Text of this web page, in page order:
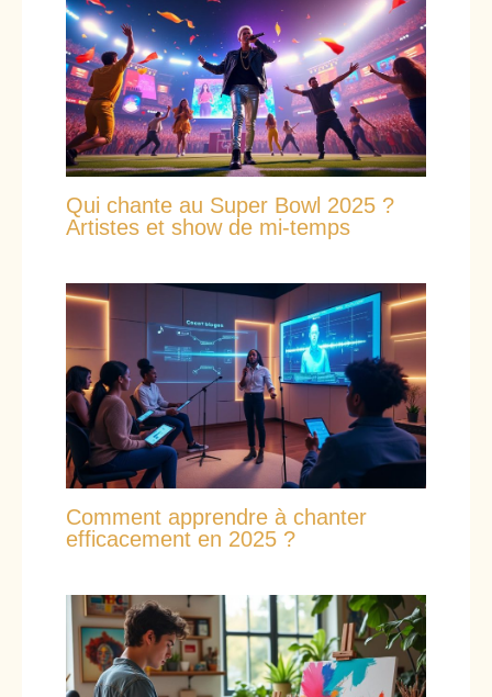
Qui chante au Super Bowl 2025 ?
Artistes et show de mi-temps
Comment apprendre à chanter
efficacement en 2025 ?